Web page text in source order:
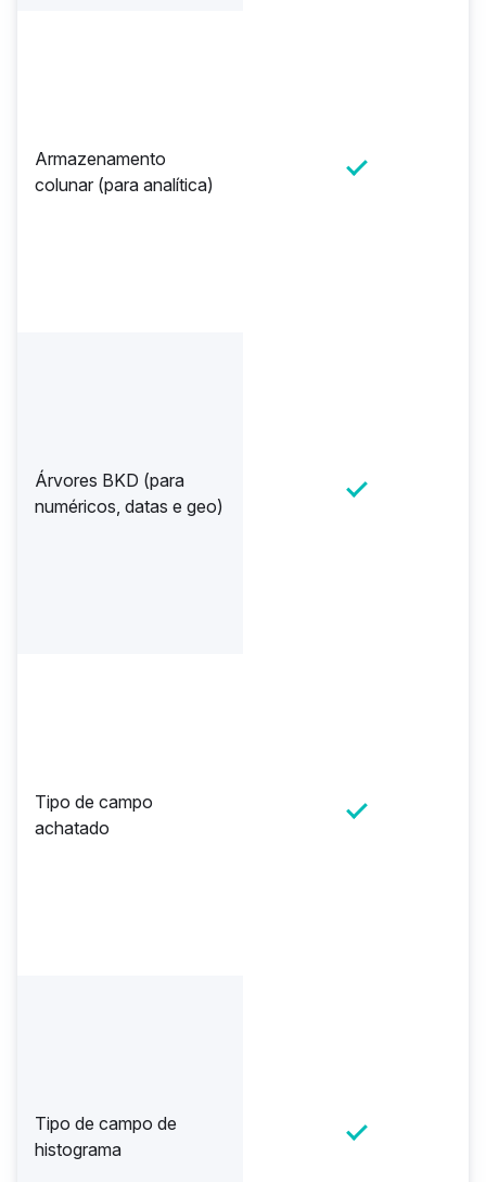
Armazenamento
colunar (para analítica)
Árvores BKD (para
numéricos, datas e geo)
Tipo de campo
achatado
Tipo de campo de
histograma